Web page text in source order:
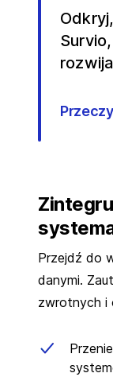
Przejdź do
danymi.
zwrotnych i